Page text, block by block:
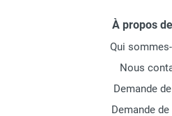
À propos
Qui
Nous
Demande
Demande de